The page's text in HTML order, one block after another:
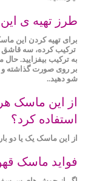
طرز تهیه ی
برای تهیه کردن این
ترکیب کرده، سه
به ترکیب بیفزایید.
شو دهید..
از این ماسک
استفاده کرد؟
از این ماسک یک یا دو
فواید ماسک